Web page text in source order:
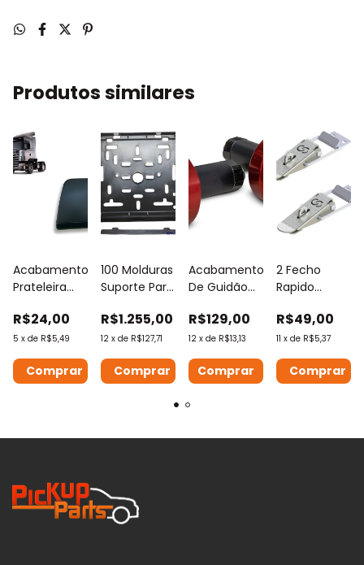
Produtos similares
Acabamento
Prateleira
Lado
Esquerdo
Motorista
R$24,00
5 x de R$5,49
100 Molduras
Suporte Para
Moto -
Modelo
Mercosul
R$1.255,00
12 x de R$127,71
Acabamento
De Guidão
Anker Preto /
Vermelho
R$129,00
12 x de R$13,13
Comprar
2 Fecho
Rapido
Caixas,
Maletas,
Baús
R$49,00
11 x de R$5,37